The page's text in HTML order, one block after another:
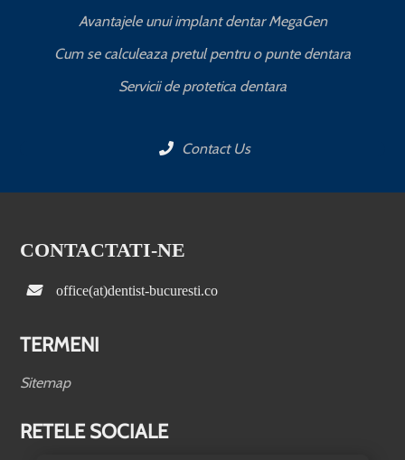
Avantajele unui implant dentar MegaGen
Cum se calculeaza pretul pentru o punte dentara
Servicii de protetica dentara
Contact Us
CONTACTATI-NE
office(at)dentist-bucuresti.co
TERMENI
Sitemap
RETELE SOCIALE